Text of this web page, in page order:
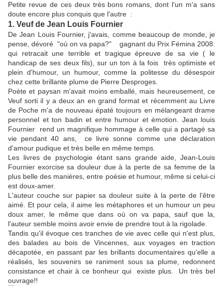
Petite revue de ces deux très bons romans, dont l'un m'a sans
doute encore plus conquis que l'autre :
1. Veuf de Jean Louis Fournier
De Jean Louis Fournier, j'avais, comme beaucoup de monde, je
pense, dévoré "où on va papa?" gagnant du Prix Fémina 2008.
qui retracait une terrible et tragique épreuve de sa vie ( le
handicap de ses deux fils), sur un ton à la fois très optimiste et
plein d'humour, un humour, comme la politesse du désespoir
chez cette brillante plume de Pierre Desproges.
Poète et paysan m'avait moins emballé, mais heureusement, ce
Veuf sorti il y a deux an en grand format et récemment au Livre
de Poche m'a de nouveau épaté toujours en mélangeant drame
personnel et ton badin et entre humour et émotion. Jean louis
Fournier rend un magnifique hommage à celle qui a partagé sa
vie pendant 40 ans, ce livre sonne comme une déclaration
d'amour pudique et très belle en même temps.
Les livres de psychologie étant sans grande aide, Jean-Louis
Fournier exorcise sa douleur due à la perte de sa femme de la
plus belle des manières, entre poésie et humour, même si celui-ci
est doux-amer.
L'auteur couche sur papier sa douleur suite à la perte de l'être
aimé. Et pour cela, il aime les métaphores et un humour un peu
doux amer, le même que dans où on va papa, sauf que la,
l'auteur semble moins avoir envie de prendre tout à la rigolade.
Tandis qu'il évoque ces tranches de vie avec celle qui n'est plus,
des balades au bois de Vincennes, aux voyages en traction
décapotée, en passant par les brillants documentaires qu'elle a
réalisés, les souvenirs se raniment sous sa plume, redonnent
consistance et chair à ce bonheur qui existe plus. Un très bel
ouvrage!!